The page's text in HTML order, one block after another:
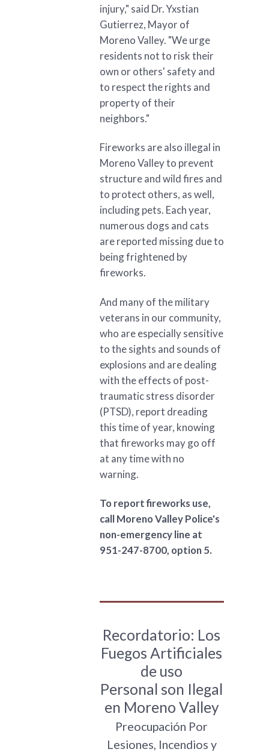
injury," said Dr. Yxstian
Gutierrez, Mayor of
Moreno Valley. "We urge
residents not to risk their
own or others' safety and
to respect the rights and
property of their
neighbors."
Fireworks are also illegal in
Moreno Valley to prevent
structure and wild fires and
to protect others, as well,
including pets. Each year,
numerous dogs and cats
are reported missing due to
being frightened by
fireworks.
And many of the military
veterans in our community,
who are especially sensitive
to the sights and sounds of
explosions and are dealing
with the effects of post-
traumatic stress disorder
(PTSD), report dreading
this time of year, knowing
that fireworks may go off
at any time with no
warning.
To report fireworks use,
call Moreno Valley Police's
non-emergency line at
951-247-8700, option 5.
Recordatorio: Los
Fuegos Artificiales
de uso
Personal son Ilegal
en Moreno Valley
Preocupación Por
Lesiones, Incendios y